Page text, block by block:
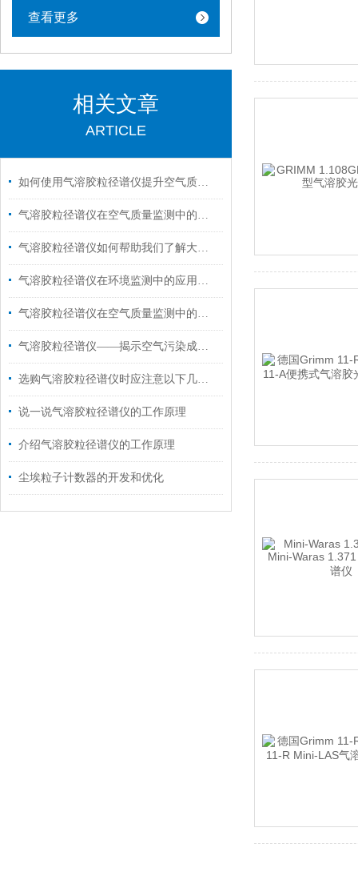
查看更多
相关文章
ARTICLE
如何使用气溶胶粒径谱仪提升空气质量评估的准确性
气溶胶粒径谱仪在空气质量监测中的关键作用
气溶胶粒径谱仪如何帮助我们了解大气污染情况
气溶胶粒径谱仪在环境监测中的应用与前景展望
气溶胶粒径谱仪在空气质量监测中的重要性
气溶胶粒径谱仪——揭示空气污染成因的利器
选购气溶胶粒径谱仪时应注意以下几个方面
说一说气溶胶粒径谱仪的工作原理
介绍气溶胶粒径谱仪的工作原理
尘埃粒子计数器的开发和优化